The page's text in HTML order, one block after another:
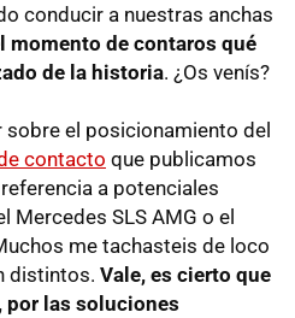
conducir a nuestras anchas
momento de contaros qué
de la historia. ¿Os venís?
sobre el posicionamiento del
contacto que publicamos
a potenciales
Mercedes SLS AMG o el
me tachasteis de loco
distintos. Vale, es cierto que
por las soluciones